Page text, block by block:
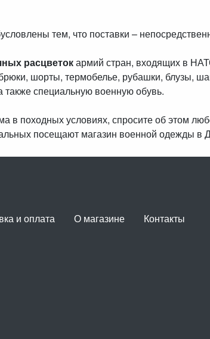
тем, что поставки –
расцветокармий стран, входящих в
шорты, термобелье, рубашки, блузы,
также специальную военную обувь.
в походных условиях, спросите об этом
посещают магазин военной одежды в
и оплата О магазине Контакты